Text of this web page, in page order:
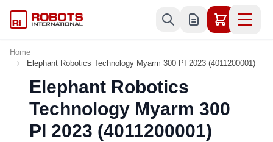
Home
Elephant Robotics Technology Myarm 300 PI 2023 (4011200001)
Elephant Robotics
Technology Myarm 300
PI 2023 (4011200001)